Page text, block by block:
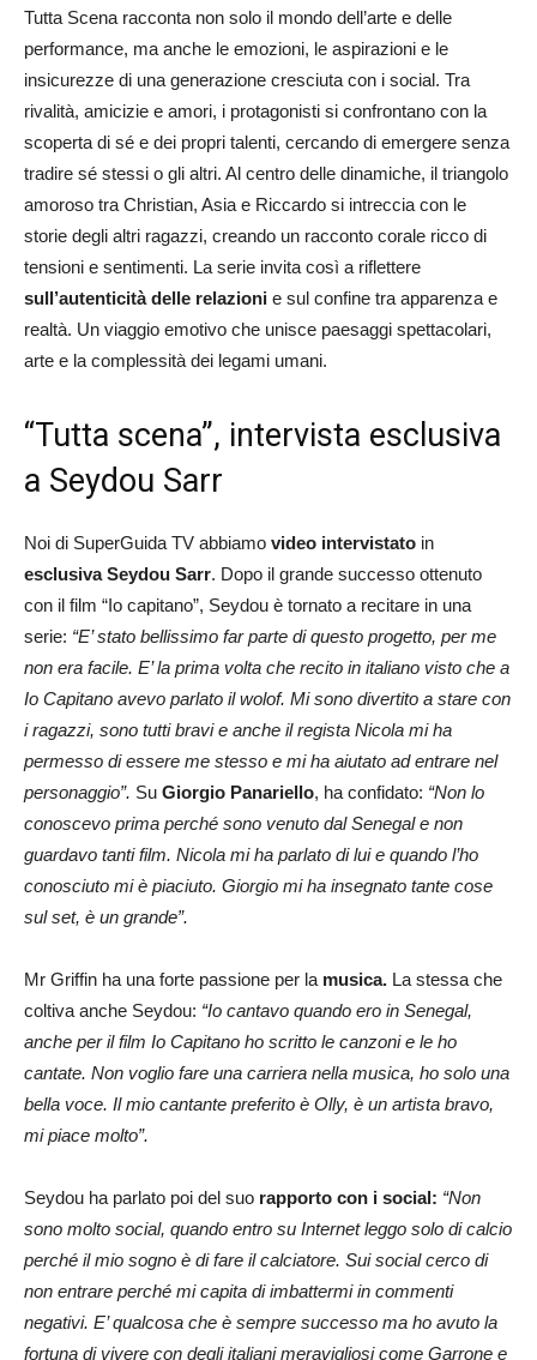
Tutta Scena racconta non solo il mondo dell’arte e delle
performance, ma anche le emozioni, le aspirazioni e le
insicurezze di una generazione cresciuta con i social. Tra
rivalità, amicizie e amori, i protagonisti si confrontano con la
scoperta di sé e dei propri talenti, cercando di emergere senza
tradire sé stessi o gli altri. Al centro delle dinamiche, il triangolo
amoroso tra Christian, Asia e Riccardo si intreccia con le
storie degli altri ragazzi, creando un racconto corale ricco di
tensioni e sentimenti. La serie invita così a riflettere
sull’autenticità delle relazioni e sul confine tra apparenza e
realtà. Un viaggio emotivo che unisce paesaggi spettacolari,
arte e la complessità dei legami umani.
“Tutta scena”, intervista esclusiva
a Seydou Sarr
Noi di SuperGuida TV abbiamo video intervistato in
esclusiva Seydou Sarr. Dopo il grande successo ottenuto
con il film “Io capitano”, Seydou è tornato a recitare in una
serie: “E’ stato bellissimo far parte di questo progetto, per me
non era facile. E’ la prima volta che recito in italiano visto che a
Io Capitano avevo parlato il wolof. Mi sono divertito a stare con
i ragazzi, sono tutti bravi e anche il regista Nicola mi ha
permesso di essere me stesso e mi ha aiutato ad entrare nel
personaggio”. Su Giorgio Panariello, ha confidato: “Non lo
conoscevo prima perché sono venuto dal Senegal e non
guardavo tanti film. Nicola mi ha parlato di lui e quando l’ho
conosciuto mi è piaciuto. Giorgio mi ha insegnato tante cose
sul set, è un grande”.
Mr Griffin ha una forte passione per la musica. La stessa che
coltiva anche Seydou: “Io cantavo quando ero in Senegal,
anche per il film Io Capitano ho scritto le canzoni e le ho
cantate. Non voglio fare una carriera nella musica, ho solo una
bella voce. Il mio cantante preferito è Olly, è un artista bravo,
mi piace molto”.
Seydou ha parlato poi del suo rapporto con i social: “Non
sono molto social, quando entro su Internet leggo solo di calcio
perché il mio sogno è di fare il calciatore. Sui social cerco di
non entrare perché mi capita di imbattermi in commenti
negativi. E’ qualcosa che è sempre successo ma ho avuto la
fortuna di vivere con degli italiani meravigliosi come Garrone e